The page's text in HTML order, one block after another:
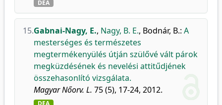
DEA
15.Gabnai-Nagy, E., Nagy, B. E., Bodnár, B.: A
mesterséges és természetes
megtermékenyülés útján szülővé vált párok
megküzdésének és nevelési attitűdjének
összehasonlító vizsgálata.
Magyar Nőorv. L. 75 (5), 17-24, 2012.
DEA